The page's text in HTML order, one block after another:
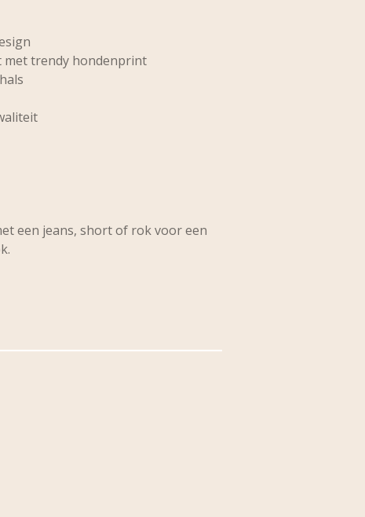
met trendy hondenprint
een jeans, short of rok voor een